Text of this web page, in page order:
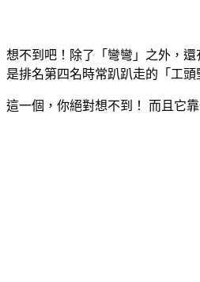
想不到吧！除了「彎彎」之外，
是排名第四名時常趴趴走的「工頭
這一個，你絕對想不到！ 而且它